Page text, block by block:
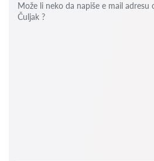
Može li neko da napiše e mail adresu
Čuljak ?